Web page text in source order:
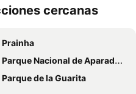
cercanas
Prainha
Parque Nacional de Aparados da Serra Itaimbézinho
Parque de la Guarita